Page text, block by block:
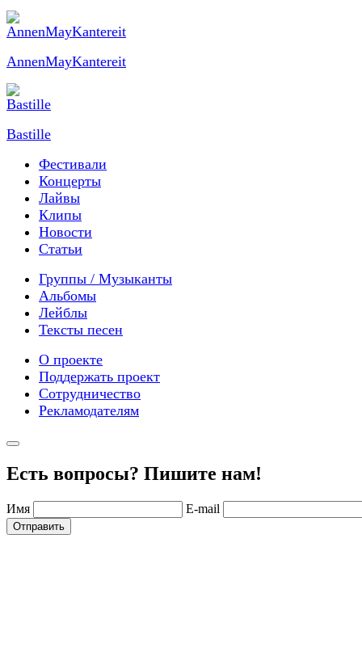
AnnenMayKantereit
Bastille
Фестивали
Концерты
Лайвы
Клипы
Новости
Статьи
Группы / Музыканты
Альбомы
Лейблы
Тексты песен
О проекте
Поддержать проект
Сотрудничество
Рекламодателям
Есть вопросы? Пишите нам!
Имя E-mail